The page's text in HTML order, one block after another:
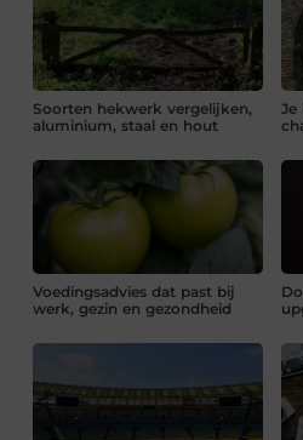
Soorten hekwerk vergelijken,
aluminium, staal en hout
Je
Voedingsadvies dat past bij
werk, gezin en gezondheid